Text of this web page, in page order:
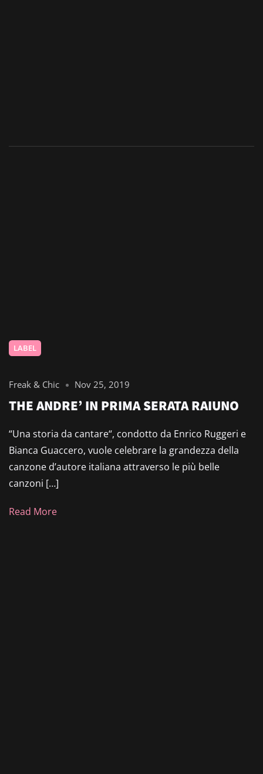
LABEL
Freak & Chic Nov 25, 2019
THE ANDRE’ IN PRIMA SERATA RAIUNO
“Una storia da cantare“, condotto da Enrico Ruggeri e
Bianca Guaccero, vuole celebrare la grandezza della
canzone d’autore italiana attraverso le più belle
canzoni […]
Read More